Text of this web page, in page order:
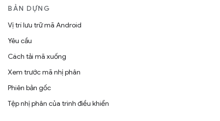
BẢN DỰNG
Vị trí lưu trữ mã Android
Yêu cầu
Cách tải mã xuống
Xem trước mã nhị phân
Phiên bản gốc
Tệp nhị phân của trình điều khiển